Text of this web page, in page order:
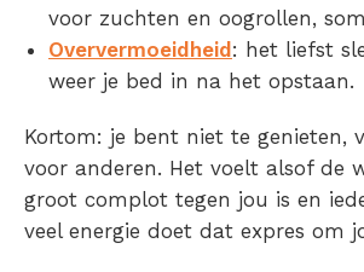
voor zuchten en oogrollen,
Oververmoeidheid: het liefst
weer je bed in na het opstaan.
Kortom: je bent niet te genieten,
voor anderen. Het voelt alsof de
groot complot tegen jou is en
veel energie doet dat expres om